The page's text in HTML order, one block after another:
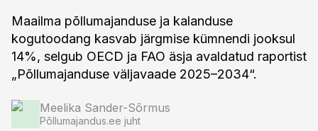
Maailma põllumajanduse ja kalanduse
kogutoodang kasvab järgmise kümnendi jooksul
14%, selgub OECD ja FAO äsja avaldatud raportist
„Põllumajanduse väljavaade 2025–2034“.
Meelika Sander-Sõrmus
Põllumajandus.ee juht